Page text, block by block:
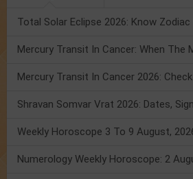
Total Solar Eclipse 2026: Know
Numerology Weekly Horoscope: 2